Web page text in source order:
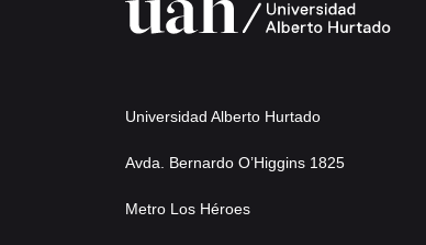
Universidad Alberto Hurtado
Avda. Bernardo O’Higgins 1825
Metro Los Héroes